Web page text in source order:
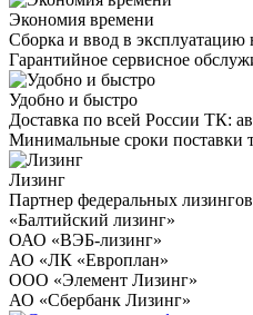
Экономия времени
Сборка и ввод в эксплуатацию
Гарантийное сервисное
Удобно и быстро
Доставка по всей России ТК:
Минимальные сроки поставки
Лизинг
Партнер федеральных
«Балтийский лизинг»
ОАО «ВЭБ-лизинг»
АО «ЛК «Европлан»
ООО «Элемент Лизинг»
АО «Сбербанк Лизинг»